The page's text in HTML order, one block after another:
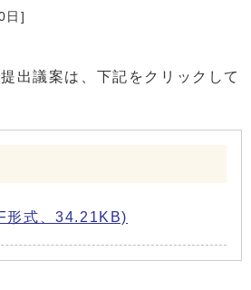
]
出議案は、下記をクリックして
形式、34.21KB)